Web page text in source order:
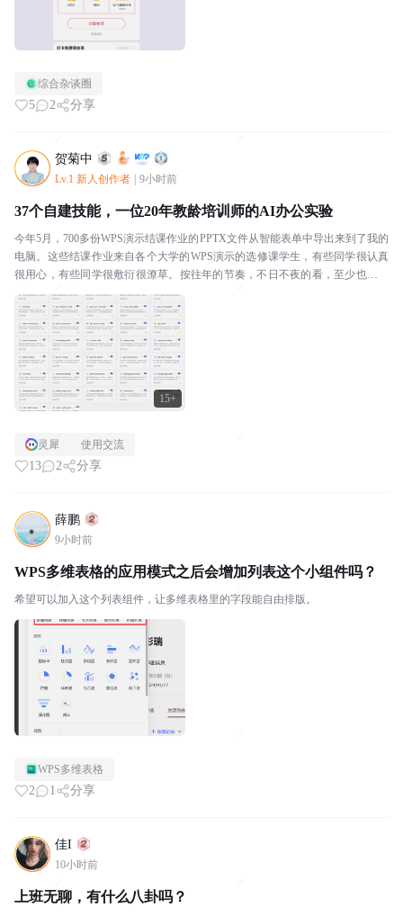
综合杂谈圈
5 2 分享
贺菊中
Lv.1 新人创作者 9小时前
15+
37个自建技能，一位20年教龄培训师的AI办公实验
今年5月，700多份WPS演示结课作业的PPTX文件从智能表单中导出来到了我的
电脑。这些结课作业来自各个大学的WPS演示的选修课学生，有些同学很认真
很用心，有些同学很敷衍很潦草。按往年的节奏，不日不夜的看，至少也要一
个星期。那是我第一次把一件事交给AI。我...
灵犀 使用交流
13 2 分享
薛鹏
9小时前
WPS多维表格的应用模式之后会增加列表这个小组件吗？
希望可以加入这个列表组件，让多维表格里的字段能自由排版。
WPS多维表格
2 1 分享
佳I
10小时前
上班无聊，有什么八卦吗？